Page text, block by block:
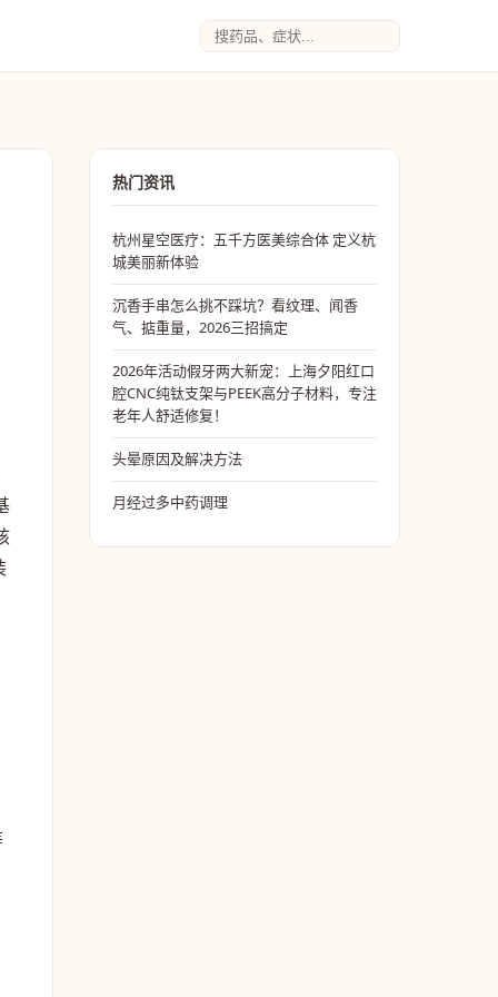
热门资讯
杭州星空医疗：五千方医美综合体 定义杭
城美丽新体验
沉香手串怎么挑不踩坑？看纹理、闻香
气、掂重量，2026三招搞定
2026年活动假牙两大新宠：上海夕阳红口
腔CNC纯钛支架与PEEK高分子材料，专注
老年人舒适修复！
头晕原因及解决方法
月经过多中药调理